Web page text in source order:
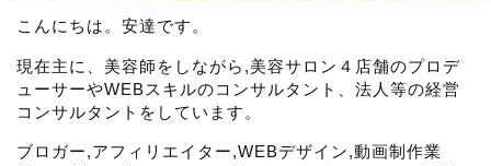
こんにちは。安達です。
現在主に、美容師をしながら,美容サロン４店舗のプロデ
ューサーやWEBスキルのコンサルタント、法人等の経営
コンサルタントをしています。
ブロガー,アフィリエイター,WEBデザイン,動画制作業